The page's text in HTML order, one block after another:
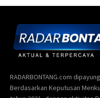
RADARBONTANG.com
Berdasarkan Keputusan